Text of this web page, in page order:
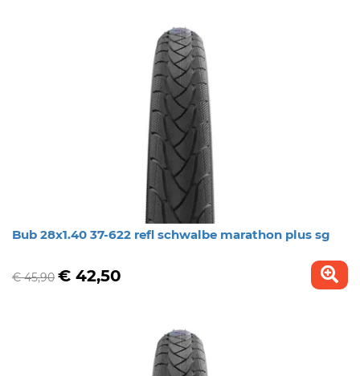
Bub 28x1.40 37-622 refl schwalbe marathon plus sg
€ 45,90 € 42,50